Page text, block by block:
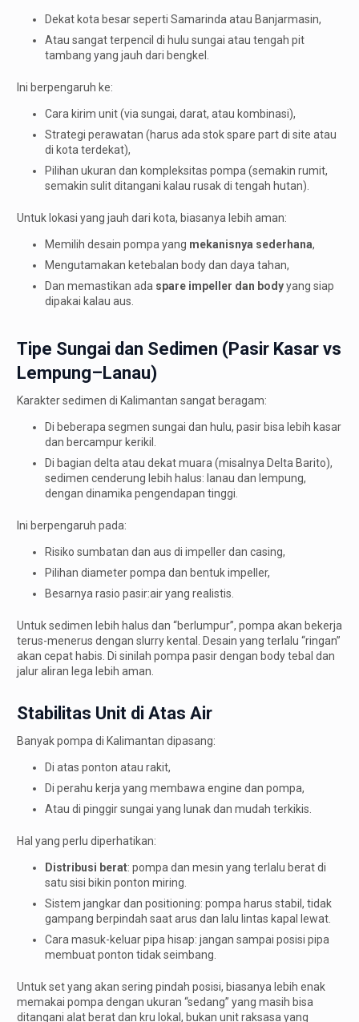
Dekat kota besar seperti Samarinda atau Banjarmasin,
Atau sangat terpencil di hulu sungai atau tengah pit
tambang yang jauh dari bengkel.
Ini berpengaruh ke:
Cara kirim unit (via sungai, darat, atau kombinasi),
Strategi perawatan (harus ada stok spare part di site atau
di kota terdekat),
Pilihan ukuran dan kompleksitas pompa (semakin rumit,
semakin sulit ditangani kalau rusak di tengah hutan).
Untuk lokasi yang jauh dari kota, biasanya lebih aman:
Memilih desain pompa yang mekanisnya sederhana,
Mengutamakan ketebalan body dan daya tahan,
Dan memastikan ada spare impeller dan bodyyang siap
dipakai kalau aus.
Tipe Sungai dan Sedimen (Pasir Kasar vs
Lempung–Lanau)
Karakter sedimen di Kalimantan sangat beragam:
Di beberapa segmen sungai dan hulu, pasir bisa lebih kasar
dan bercampur kerikil.
Di bagian delta atau dekat muara (misalnya Delta Barito),
sedimen cenderung lebih halus: lanau dan lempung,
dengan dinamika pengendapan tinggi.
Ini berpengaruh pada:
Risiko sumbatan dan aus di impeller dan casing,
Pilihan diameter pompa dan bentuk impeller,
Besarnya rasio pasir:air yang realistis.
Untuk sedimen lebih halus dan “berlumpur”, pompa akan bekerja
terus-menerus dengan slurry kental. Desain yang terlalu “ringan”
akan cepat habis. Di sinilah pompa pasir dengan body tebal dan
jalur aliran lega lebih aman.
Stabilitas Unit di Atas Air
Banyak pompa di Kalimantan dipasang:
Di atas ponton atau rakit,
Di perahu kerja yang membawa engine dan pompa,
Atau di pinggir sungai yang lunak dan mudah terkikis.
Hal yang perlu diperhatikan:
Distribusi berat: pompa dan mesin yang terlalu berat di
satu sisi bikin ponton miring.
Sistem jangkar dan positioning: pompa harus stabil, tidak
gampang berpindah saat arus dan lalu lintas kapal lewat.
Cara masuk-keluar pipa hisap: jangan sampai posisi pipa
membuat ponton tidak seimbang.
Untuk set yang akan sering pindah posisi, biasanya lebih enak
memakai pompa dengan ukuran “sedang” yang masih bisa
ditangani alat berat dan kru lokal, bukan unit raksasa yang